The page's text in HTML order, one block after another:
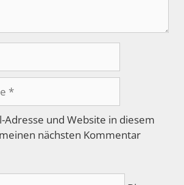
Adresse und Website in diesem
nächsten Kommentar